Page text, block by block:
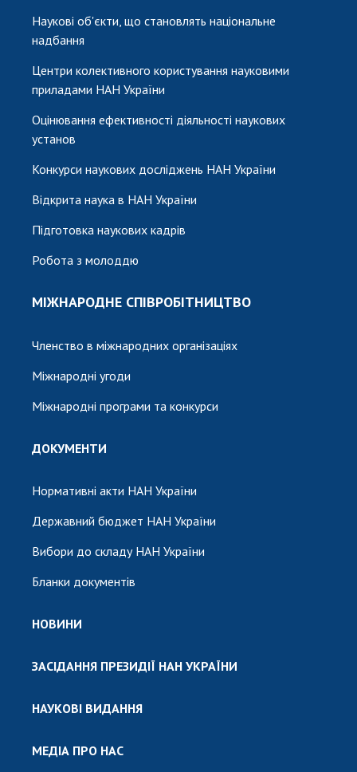
Наукові об'єкти, що становлять національне
надбання
Центри колективного користування науковими
приладами НАН України
Оцінювання ефективності діяльності наукових
установ
Конкурси наукових досліджень НАН України
Відкрита наука в НАН України
Підготовка наукових кадрів
Робота з молоддю
МІЖНАРОДНЕ СПІВРОБІТНИЦТВО
Членство в міжнародних організаціях
Міжнародні угоди
Міжнародні програми та конкурси
ДОКУМЕНТИ
Нормативні акти НАН України
Державний бюджет НАН України
Вибори до складу НАН України
Бланки документів
НОВИНИ
ЗАСІДАННЯ ПРЕЗИДІЇ НАН УКРАЇНИ
НАУКОВІ ВИДАННЯ
МЕДІА ПРО НАС